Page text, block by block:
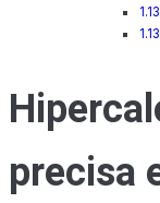
precisa